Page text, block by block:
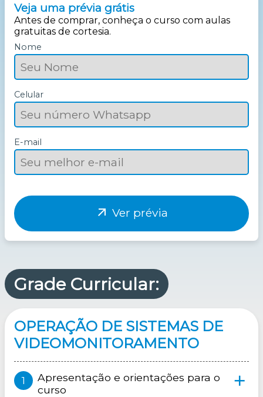
Veja uma prévia grátis
Antes de comprar, conheça o curso com aulas
gratuitas de cortesia.
Nome
Celular
E-mail
arrow_outward Ver prévia
Grade Curricular
OPERAÇÃO DE SISTEMAS DE
VIDEOMONITORAMENTO
Apresentação e orientações para o
curso